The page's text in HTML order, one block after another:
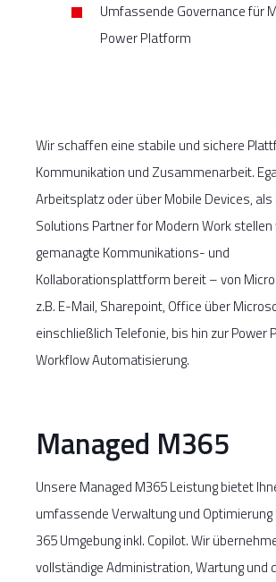
Umfassende Governance für
Power Platform
Wir schaffen eine stabile und sichere
Kommunikation und Zusammenarbeit.
Arbeitsplatz oder über Mobile Devices,
Solutions Partner for Modern Work stellen
gemanagte Kommunikations- und
Kollaborationsplattform bereit – von
z.B. E-Mail, Sharepoint, Office über
einschließlich Telefonie, bis hin zur Power
Workflow Automatisierung.
Managed M365
Unsere Managed M365 Leistung bietet
umfassende Verwaltung und
365 Umgebung inkl. Copilot. Wir
vollständige Administration, Wartung und